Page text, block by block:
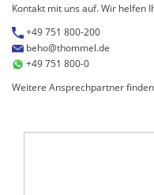
Kontakt mit uns auf. Wir helfen
+49 751 800-200
beho@thommel.de
+49 751 800-0
Weitere Ansprechpartner